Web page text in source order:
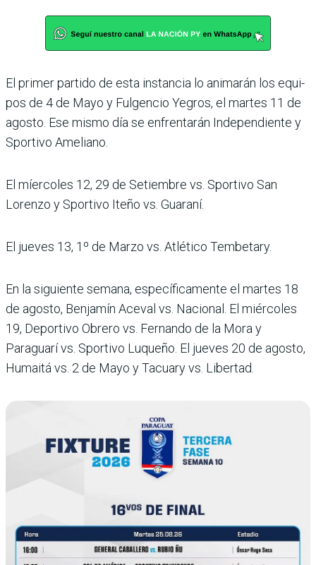
El primer partido de esta ins­tancia lo animarán los equi­
pos de 4 de Mayo y Fulgencio Yegros, el martes 11 de
agosto. Ese mismo día se enfrenta­rán Independiente y
Sportivo Ameliano.
El míercoles 12, 29 de Setiembre vs. Sportivo San
Lorenzo y Sportivo Iteño vs. Guaraní.
El jueves 13, 1º de Marzo vs. Atlético Tembetary.
En la siguiente semana, espe­cíficamente el martes 18
de agosto, Benjamín Aceval vs. Nacional. El miércoles
19, Deportivo Obrero vs. Fer­nando de la Mora y
Paraguarí vs. Sportivo Luqueño. El jue­ves 20 de agosto,
Humaitá vs. 2 de Mayo y Tacuary vs. Libertad.